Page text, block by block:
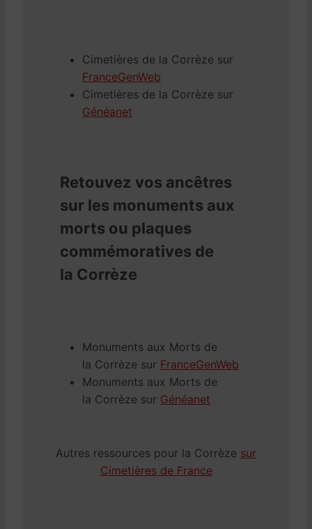
Cimetières de la Corrèze sur
FranceGenWeb
Cimetières de la Corrèze sur
Généanet
Retouvez vos ancêtres
sur les monuments aux
morts ou plaques
commémoratives de
la Corrèze
Monuments aux Morts de
la Corrèze sur FranceGenWeb
Monuments aux Morts de
la Corrèze sur Généanet
Autres ressources pour la Corrèze sur
Cimetières de France